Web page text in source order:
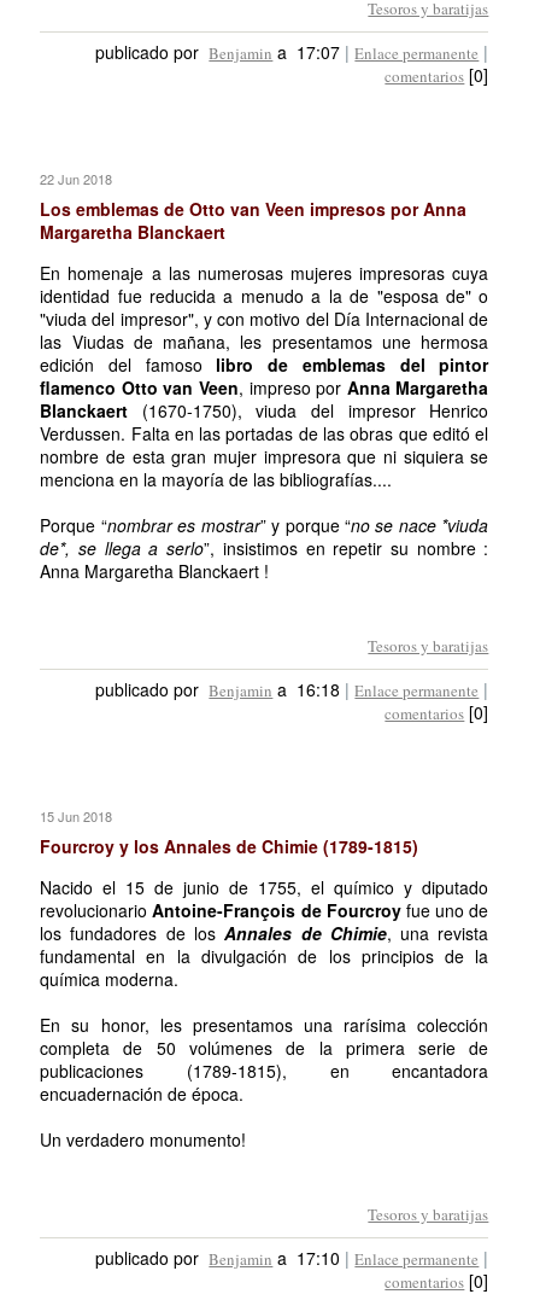
Tesoros y baratijas
publicado por Benjamin a 17:07 |Enlace permanente |
comentarios [0]
22 Jun 2018
Los emblemas de Otto van Veen impresos por Anna
Margaretha Blanckaert
En homenaje a las numerosas mujeres impresoras cuya
identidad fue reducida a menudo a la de "esposa de" o
"viuda del impresor", y con motivo del Día Internacional de
las Viudas de mañana, les presentamos une hermosa
edición del famoso libro de emblemas del pintor
flamenco Otto van Veen, impreso por Anna Margaretha
Blanckaert (1670-1750), viuda del impresor Henrico
Verdussen. Falta en las portadas de las obras que editó el
nombre de esta gran mujer impresora que ni siquiera se
menciona en la mayoría de las bibliografías....
Porque “nombrar es mostrar” y porque “no se nace *viuda
de*, se llega a serlo”, insistimos en repetir su nombre :
Anna Margaretha Blanckaert !
Tesoros y baratijas
publicado por Benjamin a 16:18 |Enlace permanente |
comentarios [0]
15 Jun 2018
Fourcroy y los Annales de Chimie (1789-1815)
Nacido el 15 de junio de 1755, el químico y diputado
revolucionarioAntoine-François de Fourcroyfue uno de
los fundadores de losAnnales de Chimie, una revista
fundamental en la divulgación de los principios de la
química moderna.
En su honor, les presentamos una rarísima colección
completa de 50 volúmenes de la primera serie de
publicaciones (1789-1815), en encantadora
encuadernación de época.
Un verdadero monumento!
Tesoros y baratijas
publicado por Benjamin a 17:10 |Enlace permanente |
comentarios [0]